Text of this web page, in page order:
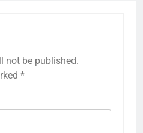
not be published.
*